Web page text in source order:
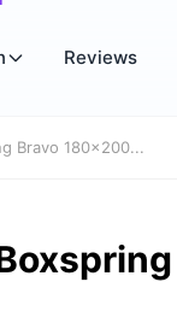
Reviews
Bravo 180x200...